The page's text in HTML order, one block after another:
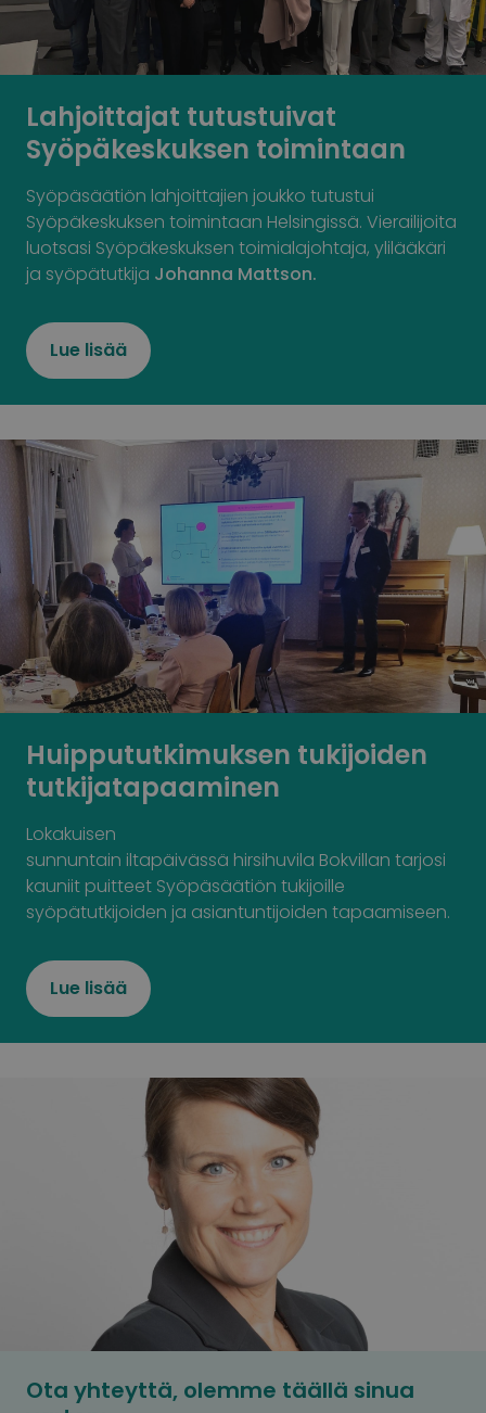
Lahjoittajat tutustuivat
Syöpäkeskuksen toimintaan
Syöpäsäätiön lahjoittajien joukko tutustui
Syöpäkeskuksen toimintaan Helsingissä. Vierailijoita
luotsasi Syöpäkeskuksen toimialajohtaja, ylilääkäri
ja syöpätutkija Johanna Mattson.
Lue lisää
Huippututkimuksen tukijoiden
tutkijatapaaminen
Lokakuisen
sunnuntain iltapäivässä hirsihuvila Bokvillan tarjosi
kauniit puitteet Syöpäsäätiön tukijoille
syöpätutkijoiden ja asiantuntijoiden tapaamiseen.
Lue lisää
Ota yhteyttä, olemme täällä sinua